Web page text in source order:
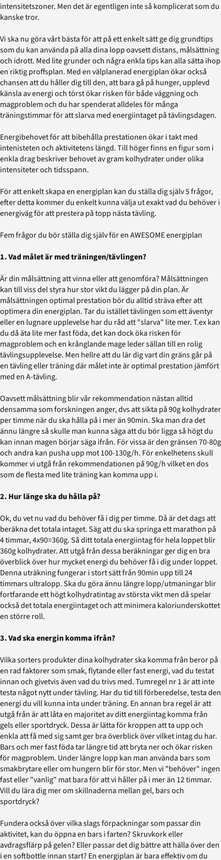
intensitetszoner. Men det är egentligen inte så komplicerat som du
kanske tror.
Vi ska nu göra vårt bästa för att på ett enkelt sätt ge dig grundtips
som du kan använda på alla dina lopp oavsett distans, målsättning
och idrott. Med lite grunder och några enkla tips kan alla sätta ihop
en riktig proffsplan. Med en välplanerad energiplan ökar också
chansen att du håller dig till den, att bara gå på hunger, upplevd
känsla av energi och törst ökar risken för både väggning och
magproblem och du har spenderat alldeles för många
träningstimmar för att slarva med energiintaget på tävlingsdagen.
Energibehovet för att bibehålla prestationen ökar i takt med
intenisteten och aktivitetens längd. Till höger finns en figur som i
enkla drag beskriver behovet av gram kolhydrater under olika
intensiteter och tidsspann.
För att enkelt skapa en energiplan kan du ställa dig själv 5 frågor,
efter detta kommer du enkelt kunna välja ut exakt vad du behöver i
energiväg för att prestera på topp nästa tävling.
Fem frågor du bör ställa dig själv för en AWESOME energiplan
1. Vad målet är med träningen/tävlingen?
Är din målsättning att vinna eller att genomföra? Målsättningen
kan till viss del styra hur stor vikt du lägger på din plan. Är
målsättningen optimal prestation bör du alltid sträva efter att
optimera din energiplan. Tar du istället tävlingen som ett äventyr
eller en lugnare upplevelse har du råd att "slarva" lite mer. T.ex kan
du då äta lite mer fast föda, det kan dock öka risken för
magproblem och en krånglande mage leder sällan till en rolig
tävlingsupplevelse. Men hellre att du lär dig vart din gräns går på
en tävling eller träning där målet inte är optimal prestation jämfört
med en A-tävling.
Oavsett målsättning blir vår rekommendation nästan alltid
densamma som forskningen anger, dvs att sikta på 90g kolhydrater
per timme när du ska hålla på i mer än 90min. Ska man dra det
ännu längre så skulle man kunna säga att du bör ligga så högt du
kan innan magen börjar säga ifrån. För vissa är den gränsen 70-80g
och andra kan pusha upp mot 100-130g/h. För enkelhetens skull
kommer vi utgå från rekommendationen på 90g/h vilket en dos
som de flesta med lite träning kan komma upp i.
2. Hur länge ska du hålla på?
Ok, du vet nu vad du behöver få i dig per timme. Då är det dags att
beräkna det totala intaget. Säg att du ska springa ett marathon på
4 timmar, 4x90=360g. Så ditt totala energiintag för hela loppet blir
360g kolhydrater. Att utgå från dessa beräkningar ger dig en bra
överblick över hur mycket energi du behöver få i dig under loppet.
Denna uträkning fungerar i stort sätt från 90min upp till 24
timmars ultralopp. Ska du göra ännu längre lopp/utmaningar blir
fortfarande ett högt kolhydratintag av största vikt men då spelar
också det totala energiintaget och att minimera kaloriunderskottet
en större roll.
3. Vad ska energin komma ifrån?
Vilka sorters produkter dina kolhydrater ska komma från beror på
en rad faktorer som smak, flytande eller fast energi, vad du testat
innan och givetvis även vad du trivs med. Tumregel nr 1 är att inte
testa något nytt under tävling. Har du tid till förberedelse, testa den
energi du vill kunna inta under träning. En annan bra regel är att
utgå från är att låta en majoritet av ditt energiintag komma från
gels eller sportdryck. Dessa är lätta för kroppen att ta upp och
enkla att få med sig samt ger bra överblick över vilket intag du har.
Bars och mer fast föda tar längre tid att bryta ner och ökar risken
för magproblem. Under längre lopp kan man använda bars som
smakbrytare eller om hungern blir för stor. Men vi "behöver" ingen
fast eller "vanlig" mat bara för att vi håller på i mer än 12 timmar.
Vill du lära dig mer om skillnaderna mellan gel, bars och
sportdryck?
Fundera också över vilka slags förpackningar som passar din
aktivitet, kan du öppna en bars i farten? Skruvkork eller
avdragsflärp på gelen? Eller passar det dig bättre att hälla över den
i en softbottle innan start? En energiplan är bara effektiv om du